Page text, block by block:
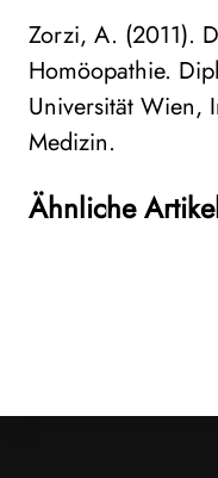
Zorzi, A. (2011).
Homöopathie.
Universität Wien,
Medizin.
Ähnliche
05. Juni 2025
verabschiedet:
Dr. Peithner-